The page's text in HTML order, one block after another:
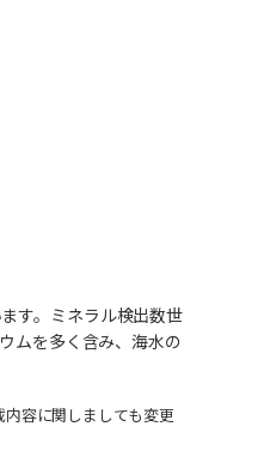
す。ミネラル検出数世
ムを多く含み、海水の
容に関しましても変更